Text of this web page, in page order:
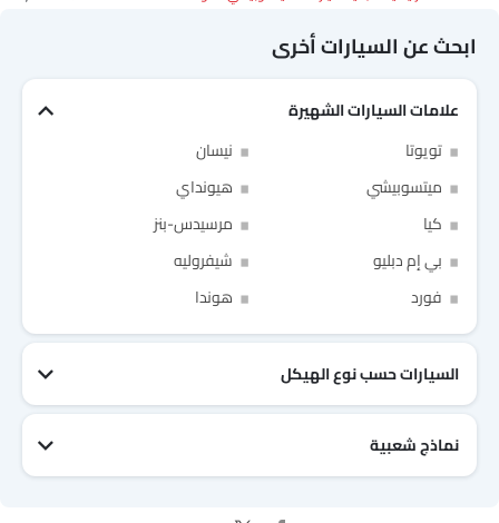
ابحث عن السيارات أخرى
علامات السيارات الشهيرة
تويوتا
نيسان
ميتسوبيشي
هيونداي
كيا
مرسيدس-بنز
بي إم دبليو
شيفروليه
فورد
هوندا
السيارات حسب نوع الهيكل
نماذج شعبية
I have read and agree to theشروط الاستخدامand سياسة الخصوصيةof Cardekho
Link Your Google Account
Link Your Facebook Account